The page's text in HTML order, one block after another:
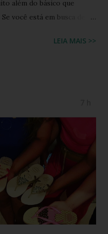
além do básico que
você está em busca de
o Chinelo
arte. Você já imaginou
pelas artesãs do sertão
lançamento está na
cultural brasileira em um
sem perder a essência
o formato clássico. É a
e a modernidade
LEIA MAIS >>